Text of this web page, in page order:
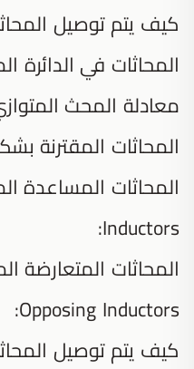
كيف يتم توصيل
المحاثات في الدائرة
معادلة المحث
المحاثات المقترنة
Inductors:
Opposing Inductors:
كيف يتم توصيل